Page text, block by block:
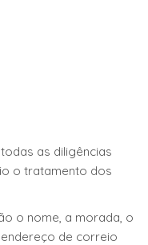
as diligências
o tratamento dos
o nome, a morada, o
de correio